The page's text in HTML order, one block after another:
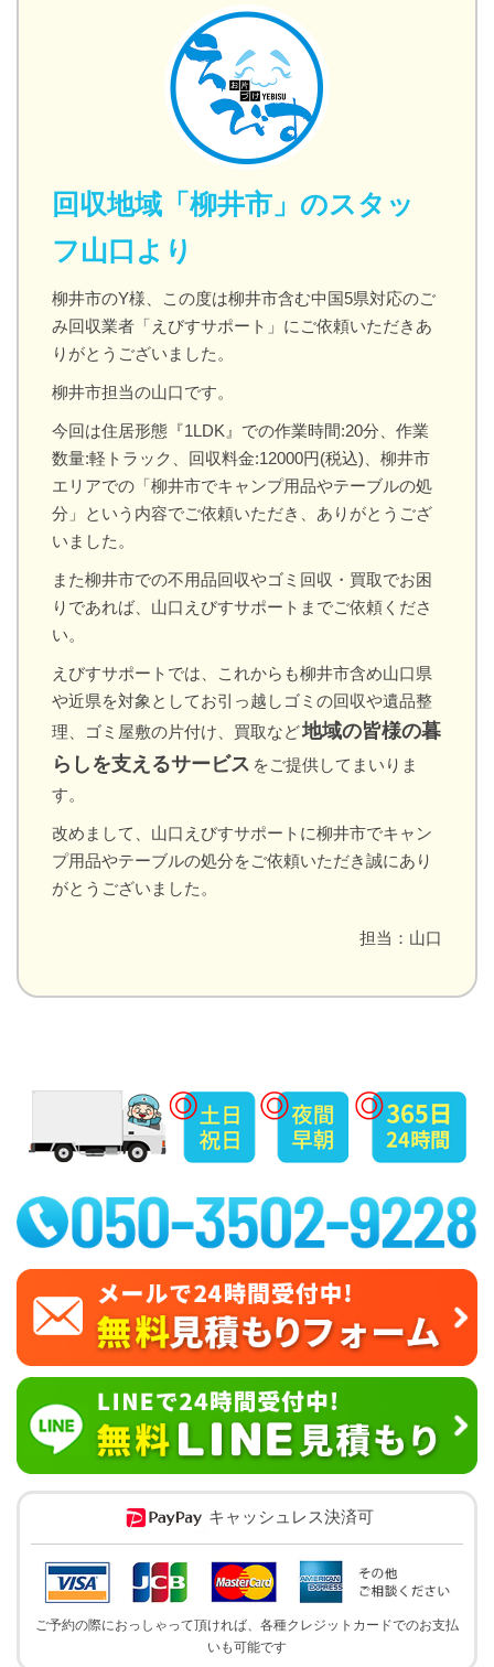
回収地域「柳井市」のスタッ
フ山口より
柳井市のY様、この度は柳井市含む中国5県対応のご
み回収業者「えびすサポート」にご依頼いただきあ
りがとうございました。
柳井市担当の山口です。
今回は住居形態『1LDK』での作業時間:20分、作業
数量:軽トラック、回収料金:12000円(税込)、柳井市
エリアでの「柳井市でキャンプ用品やテーブルの処
分」という内容でご依頼いただき、ありがとうござ
いました。
また柳井市での不用品回収やゴミ回収・買取でお困
りであれば、山口えびすサポートまでご依頼くださ
い。
えびすサポートでは、これからも柳井市含め山口県
や近県を対象としてお引っ越しゴミの回収や遺品整
理、ゴミ屋敷の片付け、買取など地域の皆様の暮
らしを支えるサービス をご提供してまいりま
す。
改めまして、山口えびすサポートに柳井市でキャン
プ用品やテーブルの処分をご依頼いただき誠にあり
がとうございました。
担当：山口
キャッシュレス決済可
ご予約の際におっしゃって頂ければ、各種クレジットカードでのお支払
いも可能です